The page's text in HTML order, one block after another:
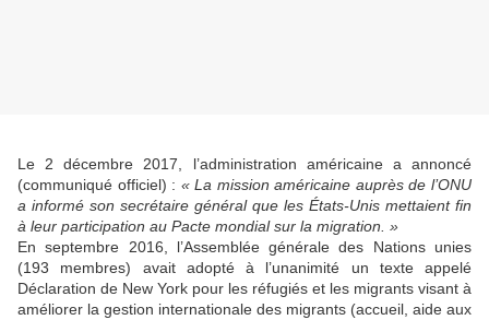
Le 2 décembre 2017, l’administration américaine a annoncé
(communiqué officiel) : « La mission américaine auprès de l’ONU
a informé son secrétaire général que les États-Unis mettaient fin
à leur participation au Pacte mondial sur la migration. »
En septembre 2016, l’Assemblée générale des Nations unies
(193 membres) avait adopté à l’unanimité un texte appelé
Déclaration de New York pour les réfugiés et les migrants visant à
améliorer la gestion internationale des migrants (accueil, aide aux